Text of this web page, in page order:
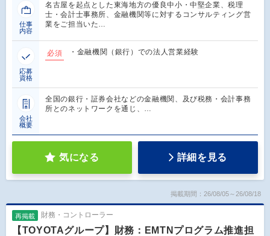
仕事
内容
名古屋を起点とした東海地方の優良中小・中堅企業、税理
士・会計士事務所、金融機関等に対するコンサルティング営
業をご担当いた…
応募
資格
必須 ・金融機関（銀行）での法人営業経験
会社
概要
全国の銀行・証券会社などの金融機関、及び税務・会計事務
所とのネットワークを通じ、…
気になる 詳細を見る
掲載期間：26/08/05～26/08/18
再掲載 財務・コントローラー
【TOYOTAグループ】財務：EMTNプログラム推進担